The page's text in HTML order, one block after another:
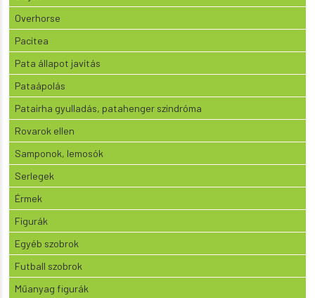
Overhorse
Pacitea
Pata állapot javítás
Pataápolás
Patairha gyulladás, patahenger szindróma
Rovarok ellen
Samponok, lemosók
Serlegek
Érmek
Figurák
Egyéb szobrok
Futball szobrok
Műanyag figurák